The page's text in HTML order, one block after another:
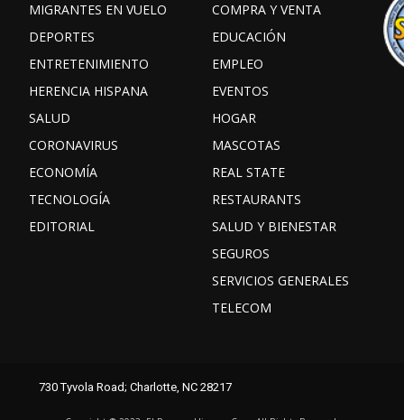
MIGRANTES EN VUELO
DEPORTES
ENTRETENIMIENTO
HERENCIA HISPANA
SALUD
CORONAVIRUS
ECONOMÍA
TECNOLOGÍA
EDITORIAL
COMPRA Y VENTA
EDUCACIÓN
EMPLEO
EVENTOS
HOGAR
MASCOTAS
REAL STATE
RESTAURANTS
SALUD Y BIENESTAR
SEGUROS
SERVICIOS GENERALES
TELECOM
Facebook Instagram
730 Tyvola Road; Charlotte, NC 28217